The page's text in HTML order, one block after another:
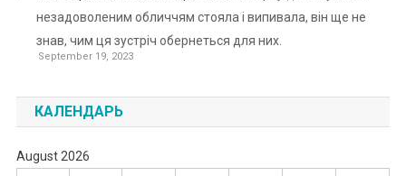
незадоволеним обличчям стояла і випивала, він ще не
знав, чим ця зустріч обернеться для них.
September 19, 2023
КАЛЕНДАРЬ
August 2026